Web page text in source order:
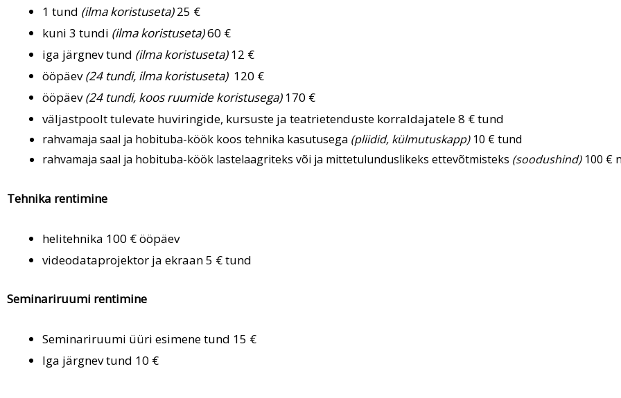
1 tund (ilma koristuseta)25 €
kuni 3 tundi (ilma koristuseta)60 €
iga järgnev tund (ilma koristuseta)12 €
ööpäev(24 tundi, ilma koristuseta)120 €
ööpäev(24 tundi, koos ruumide koristusega)170 €
väljastpoolt tulevate huviringide, kursuste ja teatrietenduste korraldajatele 8 € tund
rahvamaja saal ja hobituba-köök koos tehnika kasutusega (pliidid, külmutuskapp)10 € tund
rahvamaja saal ja hobituba-köök lastelaagriteks või ja mittetulunduslikeks ettevõtmisteks (soodushind)100 €
Tehnika rentimine
helitehnika 100 € ööpäev
videodataprojektor ja ekraan 5 € tund
Seminariruumi rentimine
Seminariruumi üüri esimene tund 15 €
Iga järgnev tund 10 €